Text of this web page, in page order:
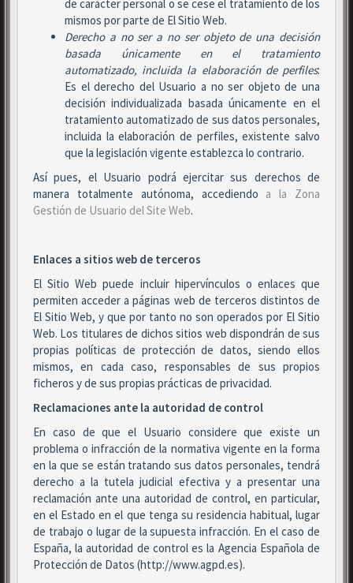
de carácter personal o se cese el tratamiento de los
mismos por parte de El Sitio Web.
Derecho a no ser a no ser objeto de una decisión
basada únicamente en el tratamiento
automatizado, incluida la elaboración de perfiles:
Es el derecho del Usuario a no ser objeto de una
decisión individualizada basada únicamente en el
tratamiento automatizado de sus datos personales,
incluida la elaboración de perfiles, existente salvo
que la legislación vigente establezca lo contrario.
Así pues, el Usuario podrá ejercitar sus derechos de
manera totalmente autónoma, accediendo a la Zona
Gestión de Usuario del Site Web.
Enlaces a sitios web de terceros
El Sitio Web puede incluir hipervínculos o enlaces que
permiten acceder a páginas web de terceros distintos de
El Sitio Web, y que por tanto no son operados por El Sitio
Web. Los titulares de dichos sitios web dispondrán de sus
propias políticas de protección de datos, siendo ellos
mismos, en cada caso, responsables de sus propios
ficheros y de sus propias prácticas de privacidad.
Reclamaciones ante la autoridad de control
En caso de que el Usuario considere que existe un
problema o infracción de la normativa vigente en la forma
en la que se están tratando sus datos personales, tendrá
derecho a la tutela judicial efectiva y a presentar una
reclamación ante una autoridad de control, en particular,
en el Estado en el que tenga su residencia habitual, lugar
de trabajo o lugar de la supuesta infracción. En el caso de
España, la autoridad de control es la Agencia Española de
Protección de Datos (http://www.agpd.es).